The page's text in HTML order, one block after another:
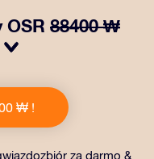
88400 ₩
obejmuje piękną
wysłane na
cyfrowe i bezpłatny
₩ !
za darmo &